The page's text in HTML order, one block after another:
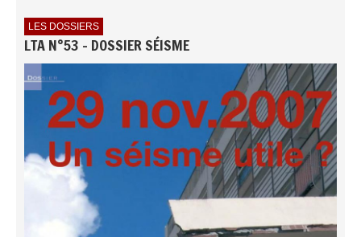
LES DOSSIERS
LTA N°53 - DOSSIER SÉISME